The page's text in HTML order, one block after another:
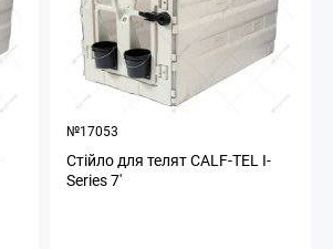
№17053
Стійло для телят CALF-TEL I-
Series 7'